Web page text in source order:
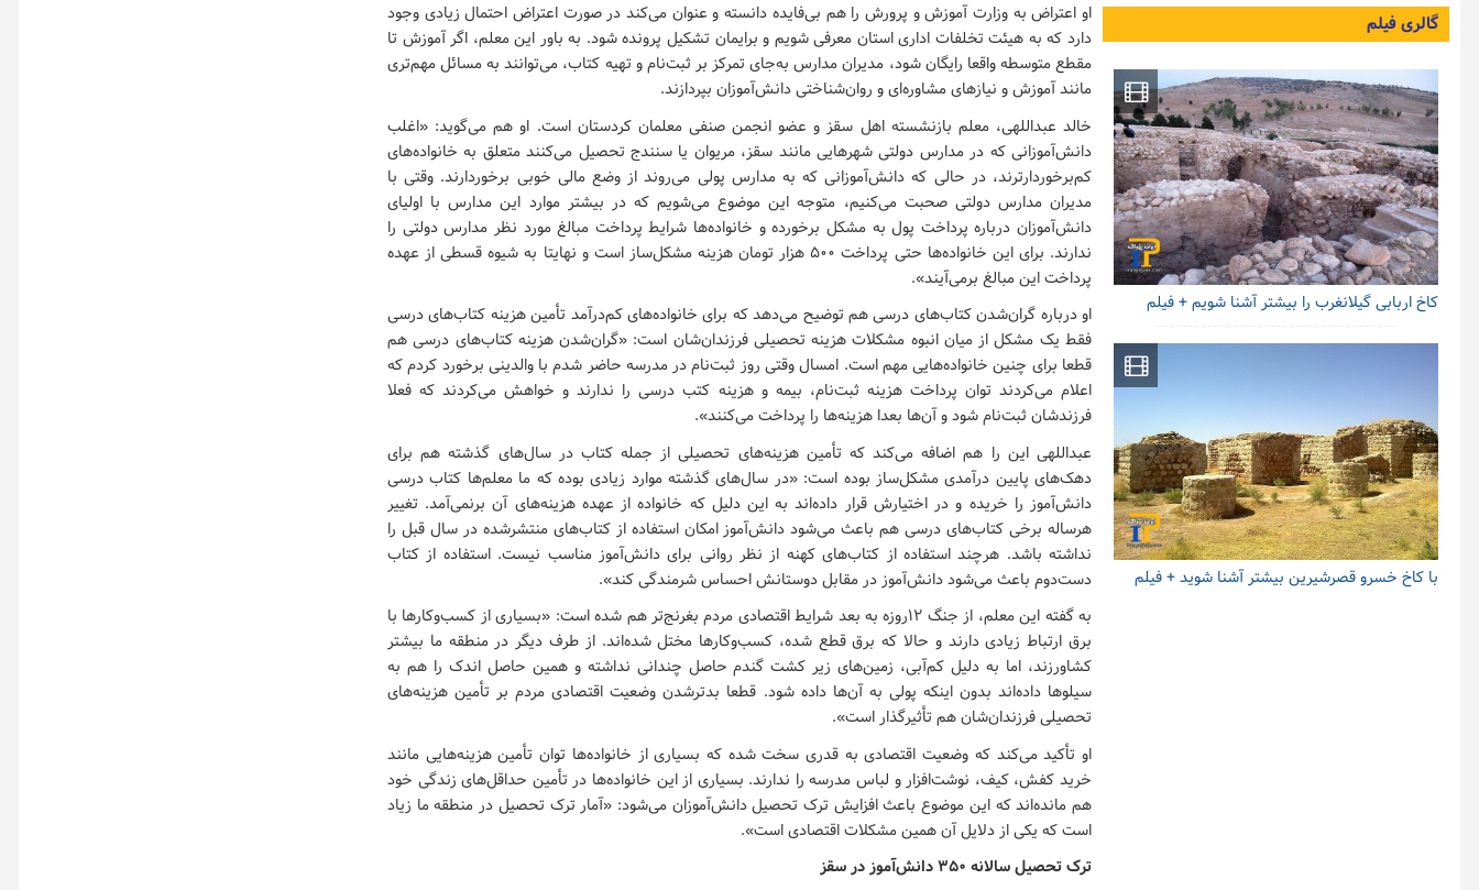
او اعتراض به وزارت آموزش و پرورش را هم بی‌فایده دانسته و عنوان می‌کند در صورت اعتراض احتمال زیادی وجود
دارد که به هیئت تخلفات اداری استان معرفی شویم و برایمان تشکیل پرونده شود. به باور این معلم، اگر آموزش تا
مقطع متوسطه واقعا رایگان شود، مدیران مدارس به‌جای تمرکز بر ثبت‌نام و تهیه کتاب، می‌توانند به مسائل مهم‌تری
مانند آموزش و نیازهای مشاوره‌ای و روان‌شناختی دانش‌آموزان بپردازند.
خالد عبداللهی، معلم بازنشسته اهل سقز و عضو انجمن صنفی معلمان کردستان است. او هم می‌گوید: «اغلب
دانش‌آموزانی که در مدارس دولتی شهرهایی مانند سقز، مریوان یا سنندج تحصیل می‌کنند متعلق به خانواده‌های
کم‌برخوردارترند، در حالی که دانش‌آموزانی که به مدارس پولی می‌روند از وضع مالی خوبی برخوردارند. وقتی با
مدیران مدارس دولتی صحبت می‌کنیم، متوجه این موضوع می‌شویم که در بیشتر موارد این مدارس با اولیای
دانش‌آموزان درباره پرداخت پول به مشکل برخورده و خانواده‌ها شرایط پرداخت مبالغ مورد نظر مدارس دولتی را
ندارند. برای این خانواده‌ها حتی پرداخت ۵۰۰ هزار تومان هزینه مشکل‌ساز است و نهایتا به شیوه قسطی از عهده
پرداخت این مبالغ برمی‌آیند».
او درباره گران‌شدن کتاب‌های درسی هم توضیح می‌دهد که برای خانواده‌های کم‌درآمد تأمین هزینه کتاب‌های درسی
فقط یک مشکل از میان انبوه مشکلات هزینه تحصیلی فرزندان‌شان است: «گران‌شدن هزینه کتاب‌های درسی هم
قطعا برای چنین خانواده‌هایی مهم است. امسال وقتی روز ثبت‌نام در مدرسه حاضر شدم با والدینی برخورد کردم که
اعلام می‌کردند توان پرداخت هزینه ثبت‌نام، بیمه و هزینه کتب درسی را ندارند و خواهش می‌کردند که فعلا
فرزندشان ثبت‌نام شود و آن‌ها بعدا هزینه‌ها را پرداخت می‌کنند».
عبداللهی این را هم اضافه می‌کند که تأمین هزینه‌های تحصیلی از جمله کتاب در سال‌های گذشته هم برای
دهک‌های پایین درآمدی مشکل‌ساز بوده است: «در سال‌های گذشته موارد زیادی بوده که ما معلم‌ها کتاب درسی
دانش‌آموز را خریده و در اختیارش قرار داده‌اند به این دلیل که خانواده از عهده هزینه‌های آن برنمی‌آمد. تغییر
هرساله برخی کتاب‌های درسی هم باعث می‌شود دانش‌آموز امکان استفاده از کتاب‌های منتشرشده در سال قبل را
نداشته باشد. هرچند استفاده از کتاب‌های کهنه از نظر روانی برای دانش‌آموز مناسب نیست. استفاده از کتاب
دست‌دوم باعث می‌شود دانش‌آموز در مقابل دوستانش احساس شرمندگی کند».
به گفته این معلم، از جنگ ۱۲روزه به بعد شرایط اقتصادی مردم بغرنج‌تر هم شده است: «بسیاری از کسب‌وکارها با
برق ارتباط زیادی دارند و حالا که برق قطع شده، کسب‌وکارها مختل شده‌اند. از طرف دیگر در منطقه ما بیشتر
کشاورزند، اما به دلیل کم‌آبی، زمین‌های زیر کشت گندم حاصل چندانی نداشته و همین حاصل اندک را هم به
سیلوها داده‌اند بدون اینکه پولی به آن‌ها داده شود. قطعا بدترشدن وضعیت اقتصادی مردم بر تأمین هزینه‌های
تحصیلی فرزندان‌شان هم تأثیرگذار است».
او تأکید می‌کند که وضعیت اقتصادی به قدری سخت شده که بسیاری از خانواده‌ها توان تأمین هزینه‌هایی مانند
خرید کفش، کیف، نوشت‌افزار و لباس مدرسه را ندارند. بسیاری از این خانواده‌ها در تأمین حداقل‌های زندگی خود
هم مانده‌اند که این موضوع باعث افزایش ترک تحصیل دانش‌آموزان می‌شود: «آمار ترک تحصیل در منطقه ما زیاد
است که یکی از دلایل آن همین مشکلات اقتصادی است».
ترک تحصیل سالانه ۳۵۰ دانش‌آموز در سقز
گالری فیلم
کاخ اربابی گیلانغرب را بیشتر آشنا شویم + فیلم
با کاخ خسرو قصرشیرین بیشتر آشنا شوید + فیلم